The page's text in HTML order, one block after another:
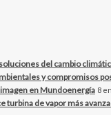
del cambio
y compromisos
en Mundoenergía 8
turbina de vapor más